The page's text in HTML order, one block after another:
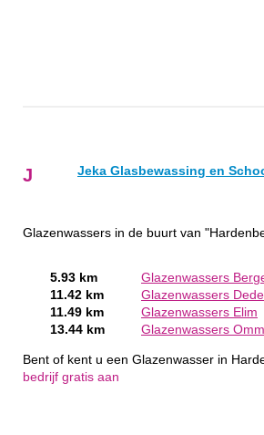
J Jeka Glasbewassing en
Glazenwassers in de buurt van
5.93 km
Glazenwassers
11.42 km
Glazenwassers
11.49 km
Glazenwassers Elim
13.44 km
Glazenwassers
Bent of kent u een Glazenwasser in
bedrijf gratis aan